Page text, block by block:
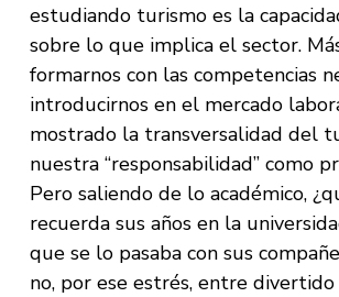
estudiando turismo es la
sobre lo que implica el sector.
formarnos con las competencias
introducirnos en el mercado
mostrado la transversalidad del
nuestra “responsabilidad” como
Pero saliendo de lo académico,
recuerda sus años en la
que se lo pasaba con sus
no, por ese estrés, entre